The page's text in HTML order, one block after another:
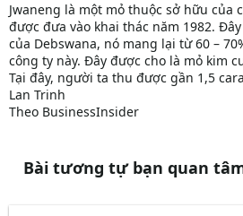
Jwaneng là một mỏ thuộc sở hữu của
được đưa vào khai thác năm 1982.
của Debswana, nó mang lại từ 60 –
công ty này. Đây được cho là mỏ kim
Tại đây, người ta thu được gần 1,5
Lan Trinh
Theo BusinessInsider
Bài tương tự bạn quan